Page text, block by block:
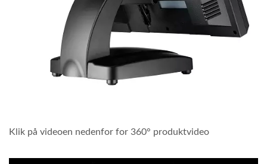
Klik på videoen nedenfor for 360° produktvideo